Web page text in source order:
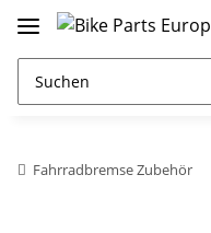
Fahrradbremse Zubehör